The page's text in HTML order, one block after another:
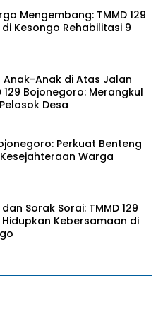
Mengembang: TMMD 129
Kesongo Rehabilitasi 9
Anak-Anak di Atas Jalan
129 Bojonegoro: Merangkul
Desa
Perkuat Benteng
Warga
Sorak Sorai: TMMD 129
Kebersamaan di